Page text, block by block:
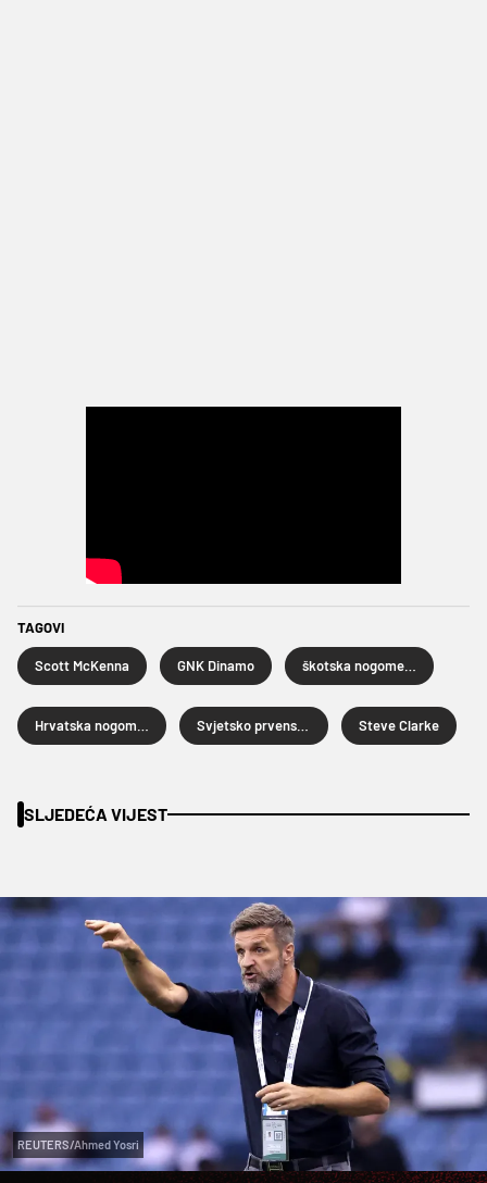
TAGOVI
Scott McKenna GNK Dinamo
Steve Clarke
SLJEDEĆA VIJEST
REUTERS/Ahmed Yosri